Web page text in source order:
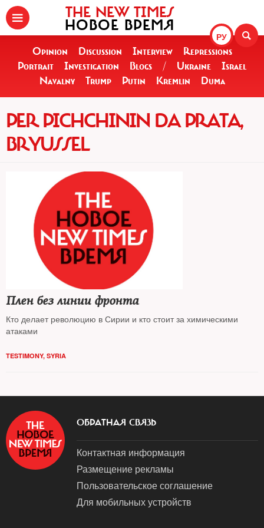
РУ
THE NEW TIMES
НОВОЕ ВРЕМЯ
Opinion Discussion Interview
Repressions
Portrait
Investigation Blogs / Ukraine
Israel
Navalny
Trump Putin Kremlin Duma
PER PICHCHININ DA PRATA,
BRYUSSEL
Плен без линии фронта
Кто делает революцию в Сирии и кто стоит за химическими
атаками
TESTIMONY, SYRIA
ОБРАТНАЯ СВЯЗЬ
Контактная информация
Размещение рекламы
Пользовательское соглашение
Для мобильных устройств